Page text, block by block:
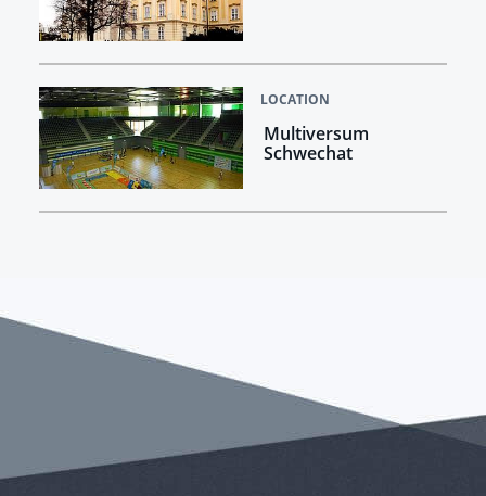
LOCATION
Multiversum
Schwechat